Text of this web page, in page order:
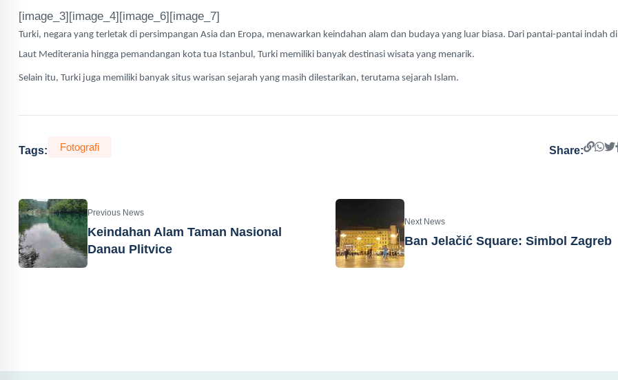
[image_3][image_4][image_6][image_7]
Turki, negara yang terletak di persimpangan Asia dan Eropa, menawarkan keindahan alam dan budaya yang luar biasa. Dari pantai-pantai indah di
Laut Mediterania hingga pemandangan kota tua Istanbul, Turki memiliki banyak destinasi wisata yang menarik.
Selain itu, Turki juga memiliki banyak situs warisan sejarah yang masih dilestarikan, terutama sejarah Islam.
Tags: Fotografi Share:
Previous News
Keindahan Alam Taman Nasional
Danau Plitvice
Next News
Ban Jelačić Square: Simbol Zagreb